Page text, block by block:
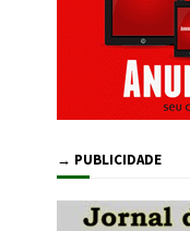
→ PUBLICIDADE